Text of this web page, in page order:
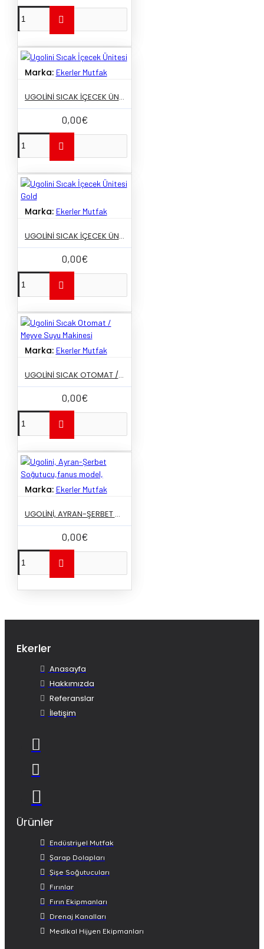
Marka: Ekerler Mutfak
UGOLINI SICAK İÇECEK ÜNITESI
0,00€
Marka: Ekerler Mutfak
UGOLINI SICAK İÇECEK ÜNITESI GOLD
0,00€
Marka: Ekerler Mutfak
UGOLINI SICAK OTOMAT / MEYVE SUYU MAKINESI
0,00€
Marka: Ekerler Mutfak
UGOLINI, AYRAN-ŞERBET SOĞUTUCU,FANUS MODEL,
0,00€
Ekerler
Anasayfa
Hakkımızda
Referanslar
İletişim
Ürünler
Endüstriyel Mutfak
Şarap Dolapları
Şişe Soğutucuları
Fırınlar
Fırın Ekipmanları
Drenaj Kanalları
Medikal Hijyen Ekipmanları